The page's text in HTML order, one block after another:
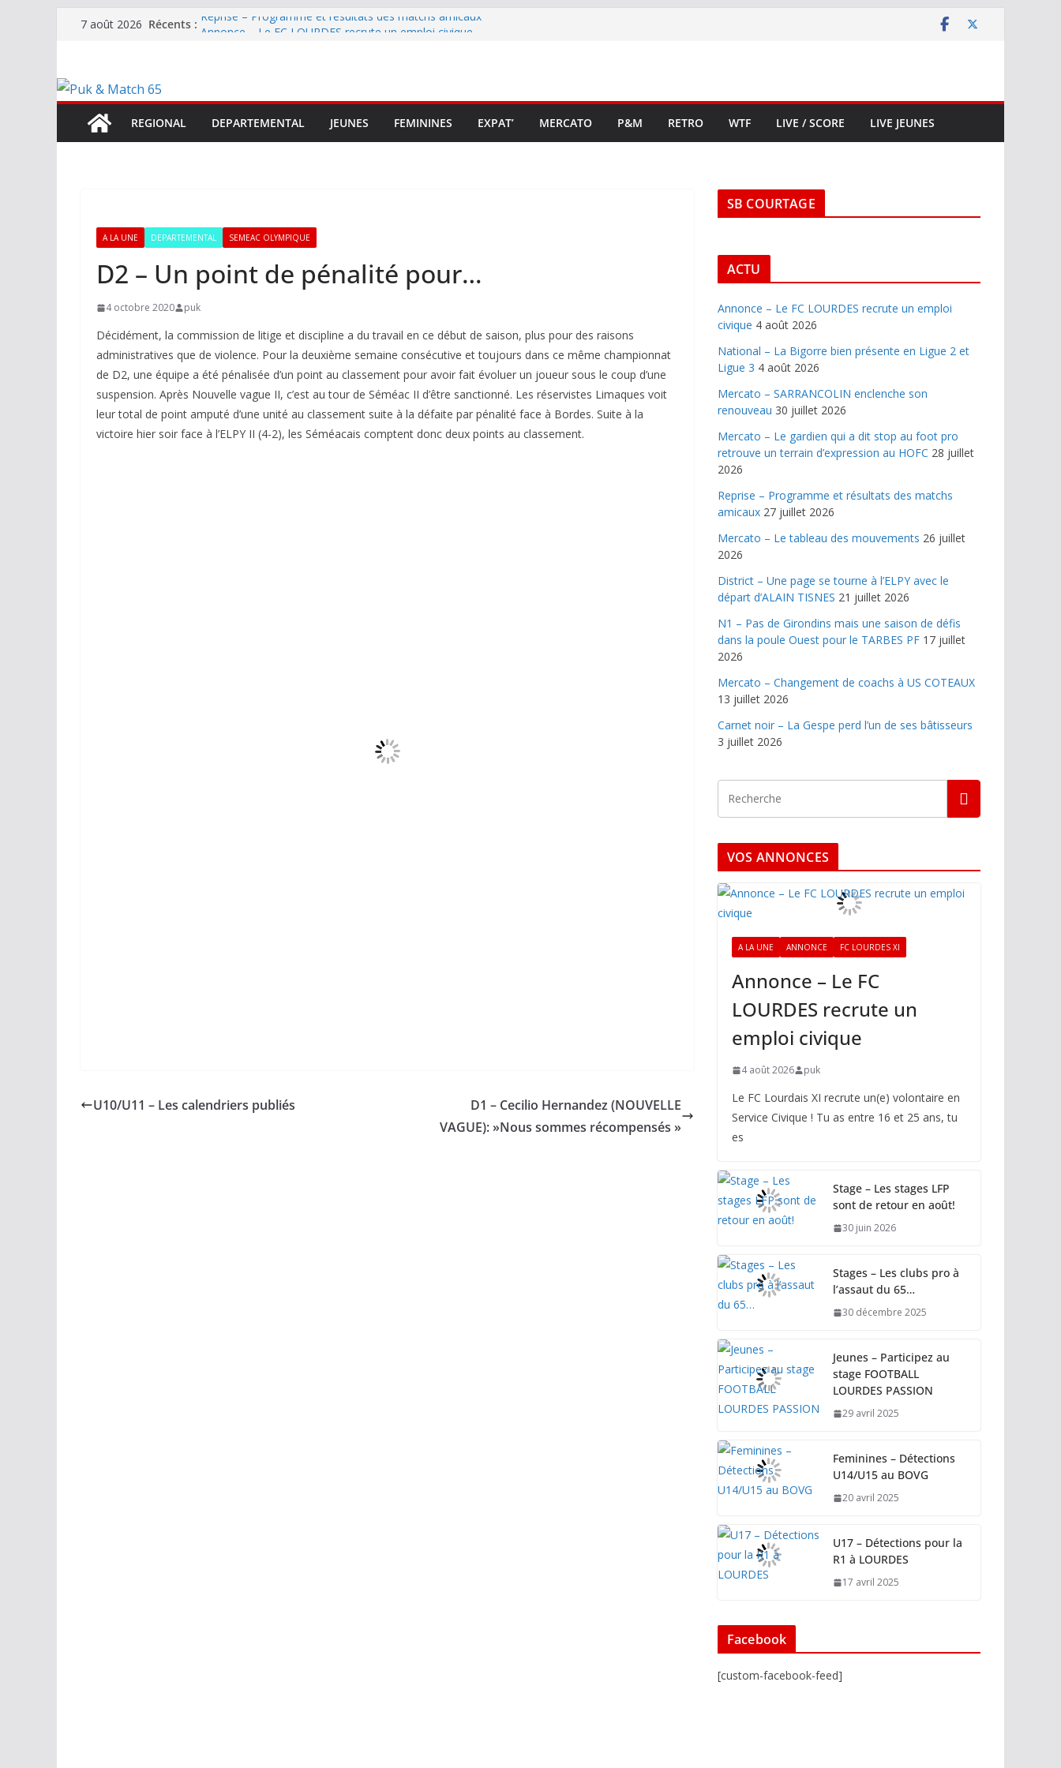
Passer7 août 2026 Récents : Reprise – Programme et résultats des matchs amicaux
terrain d’expression au HOFC
REGIONAL
DEPARTEMENTAL JEUNES FEMININES EXPAT’ MERCATO P&M RETRO WTF LIVE / SCORE LIVE JEUNES
A LA UNE DEPARTEMENTAL SEMEAC OLYMPIQUE
D2 – Un point de pénalité pour…
4 octobre 2020 puk
Décidément, la commission de litige et discipline a du travail en ce début de saison, plus pour des raisons
administratives que de violence. Pour la deuxième semaine consécutive et toujours dans ce même championnat
de D2, une équipe a été pénalisée d’un point au classement pour avoir fait évoluer un joueur sous le coup d’une
suspension. Après Nouvelle vague II, c’est au tour de Séméac II d’être sanctionné. Les réservistes Limaques voit
leur total de point amputé d’une unité au classement suite à la défaite par pénalité face à Bordes. Suite à la
victoire hier soir face à l’ELPY II (4-2), les Séméacais comptent donc deux points au classement.
U10/U11 – Les calendriers publiés
D1 – Cecilio Hernandez (NOUVELLE
VAGUE): »Nous sommes récompensés »
SB COURTAGE
ACTU
Annonce – Le FC LOURDES recrute un emploi
civique 4 août 2026
National – La Bigorre bien présente en Ligue 2 et
Ligue 3 4 août 2026
Mercato – SARRANCOLIN enclenche son
renouveau 30 juillet 2026
Mercato – Le gardien qui a dit stop au foot pro
retrouve un terrain d’expression au HOFC 28 juillet
2026
Reprise – Programme et résultats des matchs
amicaux 27 juillet 2026
Mercato – Le tableau des mouvements 26 juillet
2026
District – Une page se tourne à l’ELPY avec le
départ d’ALAIN TISNES 21 juillet 2026
N1 – Pas de Girondins mais une saison de défis
dans la poule Ouest pour le TARBES PF 17 juillet
2026
Mercato – Changement de coachs à US COTEAUX
13 juillet 2026
Carnet noir – La Gespe perd l’un de ses bâtisseurs
3 juillet 2026
VOS ANNONCES
A LA UNE ANNONCE FC LOURDES XI
Annonce – Le FC
LOURDES recrute un
emploi civique
4 août 2026 puk
Le FC Lourdais XI recrute un(e) volontaire en
Service Civique ! Tu as entre 16 et 25 ans, tu
es
Stage – Les stages LFP
sont de retour en août!
30 juin 2026
Stages – Les clubs pro à
l’assaut du 65…
30 décembre 2025
Jeunes – Participez au
stage FOOTBALL
LOURDES PASSION
29 avril 2025
Feminines – Détections
U14/U15 au BOVG
20 avril 2025
U17 – Détections pour la
R1 à LOURDES
17 avril 2025
Facebook
[custom-facebook-feed]